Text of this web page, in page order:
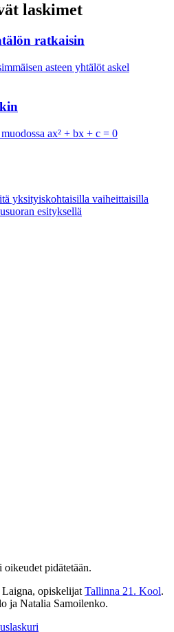
laskimet
ratkaisin
asteen yhtälöt askel
ax² + bx + c = 0
yksityiskohtaisilla vaiheittaisilla
esityksellä
pidätetään.
opiskelijat Tallinna 21. Kool.
ja Natalia Samoilenko.